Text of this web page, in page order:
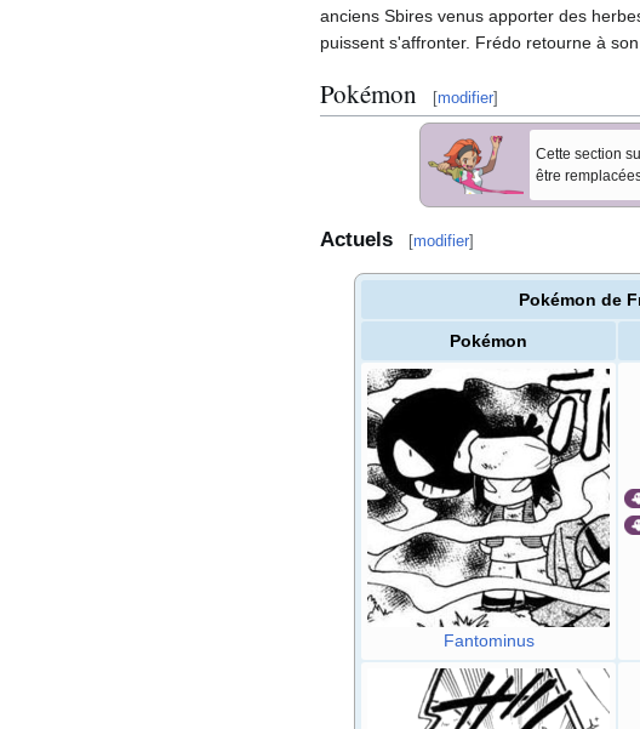
anciens Sbires venus apporter des
puissent s'affronter. Frédo retourne à
Pokémon [modifier]
Cette section
être
Actuels [modifier]
Pokémon de
Pokémon
Fantominus